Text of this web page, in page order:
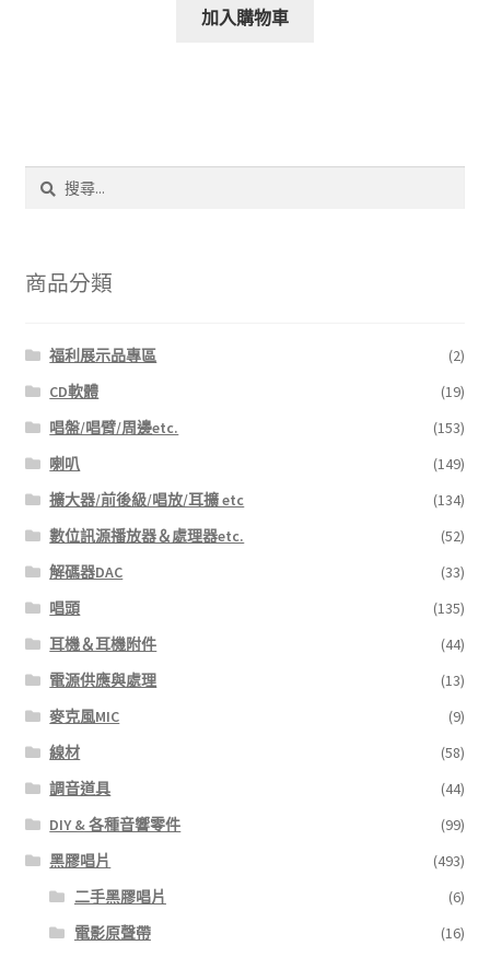
加入購物車
字:
商品分類
福利展示品專區
(2)
CD軟體
(19)
唱盤/唱臂/周邊etc.
(153)
喇叭
(149)
擴大器/前後級/唱放/耳擴 etc
(134)
數位訊源播放器＆處理器etc.
(52)
解碼器DAC
(33)
唱頭
(135)
耳機＆耳機附件
(44)
電源供應與處理
(13)
麥克風MIC
(9)
線材
(58)
調音道具
(44)
DIY & 各種音響零件
(99)
黑膠唱片
(493)
二手黑膠唱片
(6)
電影原聲帶
(16)